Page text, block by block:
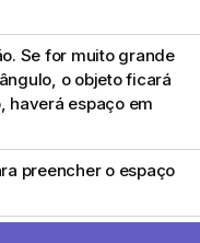
Se for muito grande
o objeto ficará
haverá espaço em
preencher o espaço
que caiba no